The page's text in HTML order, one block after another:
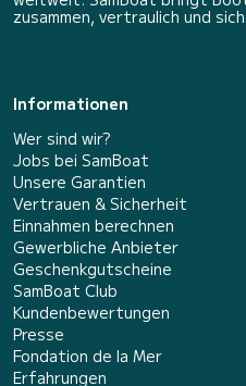
zusammen, vertraulich und
Informationen
Wer sind wir?
Jobs bei SamBoat
Unsere Garantien
Vertrauen & Sicherheit
Einnahmen berechnen
Gewerbliche Anbieter
Geschenkgutscheine
SamBoat Club
Kundenbewertungen
Presse
Fondation de la Mer
Erfahrungen